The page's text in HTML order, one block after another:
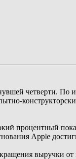
четверти. По
процентный
Apple
выручки